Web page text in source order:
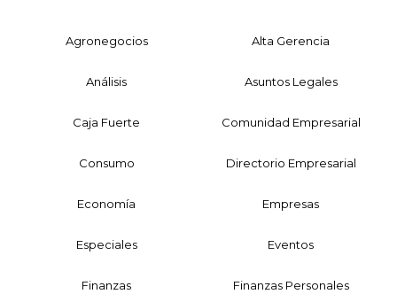
Agronegocios Alta Gerencia
Análisis Asuntos Legales
Caja Fuerte Comunidad Empresarial
Consumo Directorio Empresarial
Economía Empresas
Especiales Eventos
Finanzas Finanzas Personales